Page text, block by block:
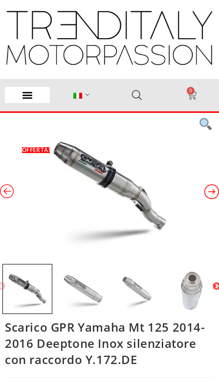
0
OFFERTA!
Scarico GPR Yamaha Mt 125 2014-
2016 Deeptone Inox silenziatore
con raccordo Y.172.DE